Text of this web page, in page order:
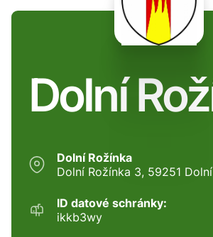
Dolní
Dolní Rožínka
Dolní Rožínka 3, 59251
ID datové schránky:
ikkb3wy